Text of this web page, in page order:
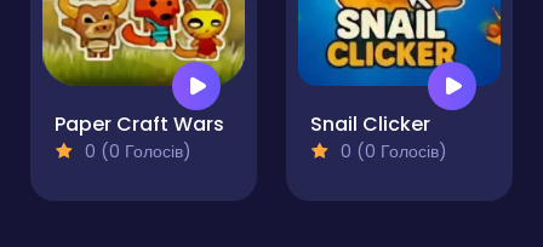
Paper Craft Wars
0 (0 Голосів)
Snail Clicker
0 (0 Голосів)